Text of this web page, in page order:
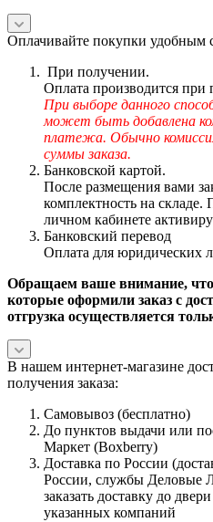
Оплачивайте покупки удобным
При получении.
Оплата производится при
При выборе данного
может быть добавлена
платежа. Обычно
суммы заказа.
Банковской картой.
После размещения вами
комплектность на складе.
личном кабинете
Банковский перевод
Оплата для юридических
Обращаем ваше внимание, что
которые оформили заказ с
отгрузка осуществляется
В нашем интернет-магазине
получения заказа:
Самовывоз (бесплатно)
До пунктов выдачи или
Маркет (Boxberry)
Доставка по России
России, службы Деловые
заказать доставку до
указанных компаний